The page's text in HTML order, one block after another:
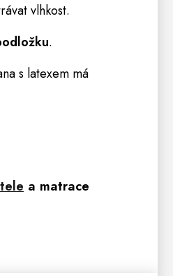
vlhkost.
.
s latexem má
a matrace